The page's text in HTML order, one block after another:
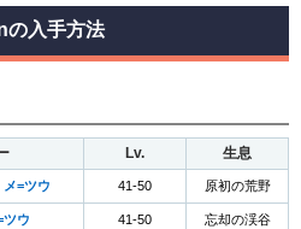
の入手方法
Lv. 生息
メ=ツウ 41-50 原初の荒野
ツウ 41-50 忘却の渓谷